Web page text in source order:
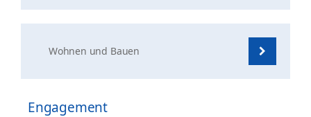
Wohnen und Bauen
Engagement